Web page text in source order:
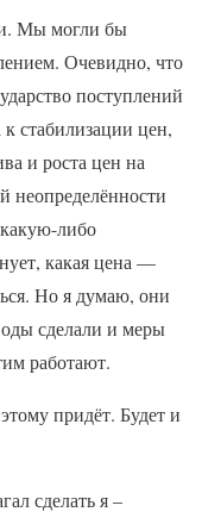
Мы могли бы
Очевидно, что
поступлений
стабилизации цен,
и роста цен на
неопределённости
либо
какая цена —
Но я думаю, они
сделали и меры
работают.
придёт. Будет и
сделать я –